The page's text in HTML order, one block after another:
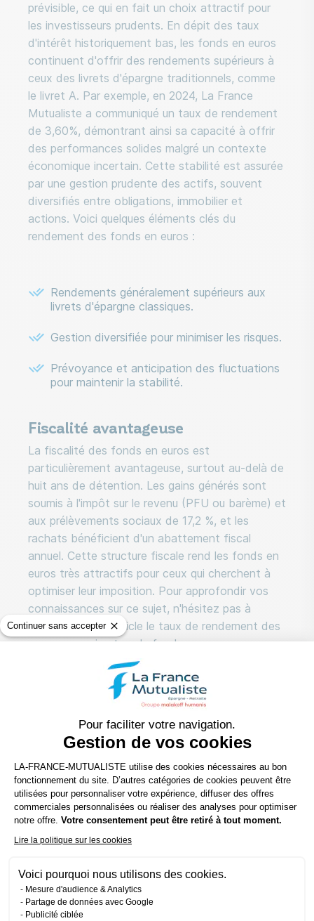
Continuer sans accepter
Pour faciliter votre navigation.
Gestion de vos cookies
Plateforme de Gestion du
LA-FRANCE-MUTUALISTE utilise des cookies nécessaires au bon
fonctionnement du site. D’autres catégories de cookies peuvent être
utilisées pour personnaliser votre expérience, diffuser des offres
commerciales personnalisées ou réaliser des analyses pour optimiser
notre offre. Votre consentement peut être retiré à tout moment.
Lire la politique sur les cookies
Voici pourquoi nous utilisons des cookies.
Mesure d'audience & Analytics
Partage de données avec Google
Publicité ciblée
Axeptio consent
prévisible, ce qui en fait un choix attractif pour
les investisseurs prudents. En dépit des taux
d'intérêt historiquement bas, les fonds en euros
continuent d'offrir des rendements supérieurs à
ceux des livrets d'épargne traditionnels, comme
le livret A. Par exemple, en 2024, La France
Mutualiste a communiqué un taux de rendement
de 3,60%, démontrant ainsi sa capacité à offrir
des performances solides malgré un contexte
économique incertain. Cette stabilité est assurée
par une gestion prudente des actifs, souvent
diversifiés entre obligations, immobilier et
actions. Voici quelques éléments clés du
rendement des fonds en euros :
Rendements généralement supérieurs aux
livrets d'épargne classiques.
Gestion diversifiée pour minimiser les risques.
Prévoyance et anticipation des fluctuations
pour maintenir la stabilité.
Fiscalité avantageuse
La fiscalité des fonds en euros est
particulièrement avantageuse, surtout au-delà de
huit ans de détention. Les gains générés sont
soumis à l'impôt sur le revenu (PFU ou barème) et
aux prélèvements sociaux de 17,2 %, et les
rachats bénéficient d'un abattement fiscal
annuel. Cette structure fiscale rend les fonds en
euros très attractifs pour ceux qui cherchent à
optimiser leur imposition. Pour approfondir vos
connaissances sur ce sujet, n'hésitez pas à
consulter notre article le taux de rendement des
assurances vie et sur le fonds euros.
Stratégies pour maximiser le
rendement des fonds en
euros
Diversification des placements
La diversification au sein d’un portefeuille permet
de réduire le risque global tout en maximisant le
d’intégrer des unités de compte* afin de
diversifier vos placements. Une répartition
stratégique entre actifs obligataires, immobiliers